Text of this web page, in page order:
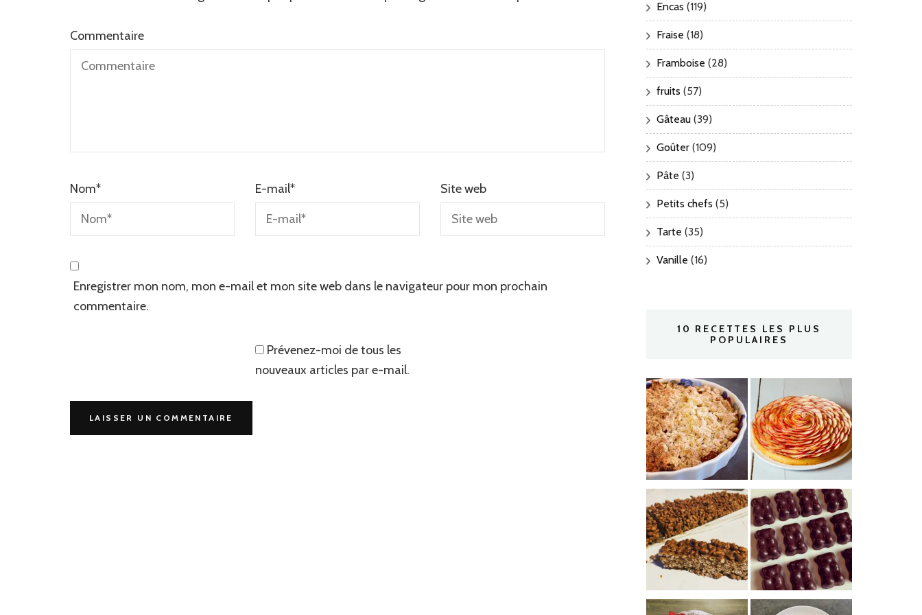
Commentaire
Nom* E-mail* Site web
Enregistrer mon nom, mon e-mail et mon site web dans le navigateur pour mon prochain
commentaire.
Prévenez-moi de tous les
nouveaux articles par e-mail.
Encas (119)
Fraise (18)
Framboise (28)
fruits (57)
Gâteau (39)
Goûter (109)
Pâte (3)
Petits chefs (5)
Tarte (35)
Vanille (16)
10 RECETTES LES PLUS
POPULAIRES